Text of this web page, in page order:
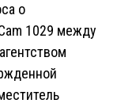
о
1029 между